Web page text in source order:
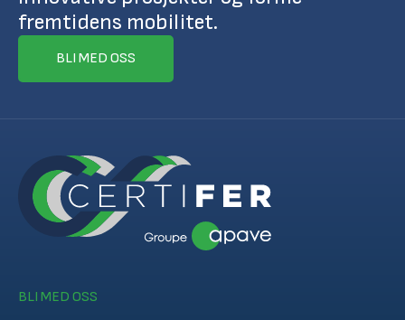
fremtidens mobilitet.
BLI MED OSS
BLI MED OSS